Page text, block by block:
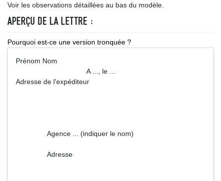
Voir les observations détaillées au bas du modèle.
APERÇU DE LA LETTRE :
Pourquoi est-ce une version tronquée ?
Prénom Nom
A ..., le ...
Adresse de l'expéditeur
Agence ... (indiquer le nom)
Adresse